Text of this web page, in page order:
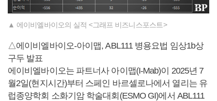
▲ 에이비엘바이오의 실적 <그래프 비즈니스포스트>
△에이비엘바이오-아이맵, ABL111 병용요법 임상1b상
구두 발표
에이비엘바이오는 파트너사 아이맵(I-Mab)이 2025년 7
월2일(현지시간)부터 스페인 바르셀로나에서 열리는 유
럽종양학회 소화기암 학술대회(ESMO GI)에서 ABL111